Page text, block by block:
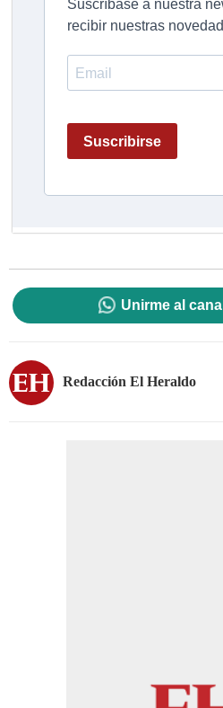
Unirme al
Redacción El Heraldo